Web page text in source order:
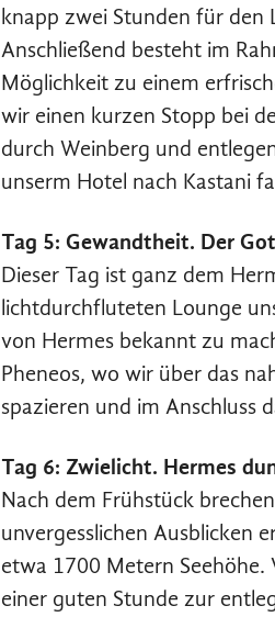
knapp zwei Stunden für den
Anschließend besteht im
Möglichkeit zu einem
wir einen kurzen Stopp bei
durch Weinberg und
unserm Hotel nach Kastani
Tag 5: Gewandtheit. Der
Dieser Tag ist ganz dem
lichtdurchfluteten Lounge
von Hermes bekannt zu
Pheneos, wo wir über das
spazieren und im Anschluss
Tag 6: Zwielicht. Hermes
Nach dem Frühstück
unvergesslichen Ausblicken
etwa 1700 Metern
einer guten Stunde zur